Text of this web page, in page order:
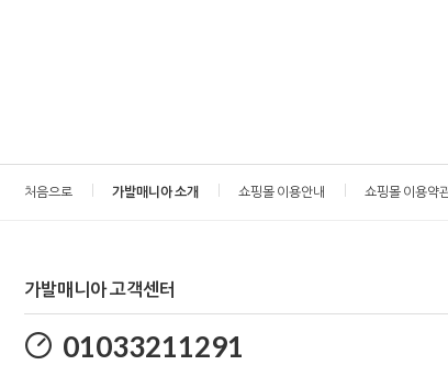
처음으로 가발매니아 소개 쇼핑몰 이용안내 쇼핑몰 이용약
가발매니아 고객센터
01033211291